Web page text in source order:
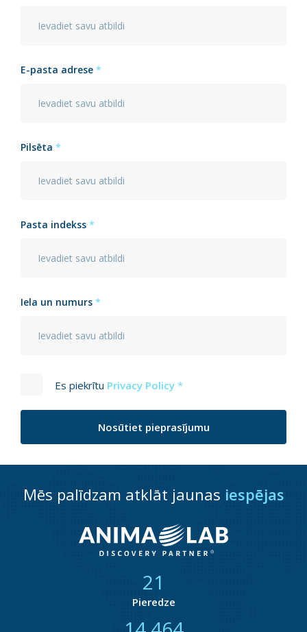
E-pasta adrese *
Pilsēta *
Pasta indekss *
Iela un numurs *
Es piekrītu Privacy Policy *
Nosūtiet pieprasījumu
Mēs palīdzam atklāt jaunas iespējas
21
Pieredze